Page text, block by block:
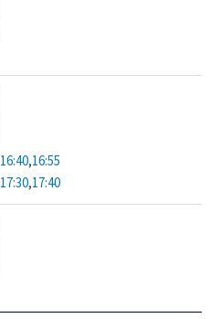
16:40,16:55
17:30,17:40